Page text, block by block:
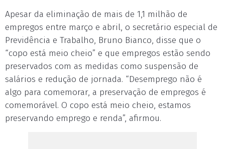
Apesar da eliminação de mais de 1,1 milhão de
empregos entre março e abril, o secretário especial de
Previdência e Trabalho, Bruno Bianco, disse que o
“copo está meio cheio” e que empregos estão sendo
preservados com as medidas como suspensão de
salários e redução de jornada. “Desemprego não é
algo para comemorar, a preservação de empregos é
comemorável. O copo está meio cheio, estamos
preservando emprego e renda”, afirmou.